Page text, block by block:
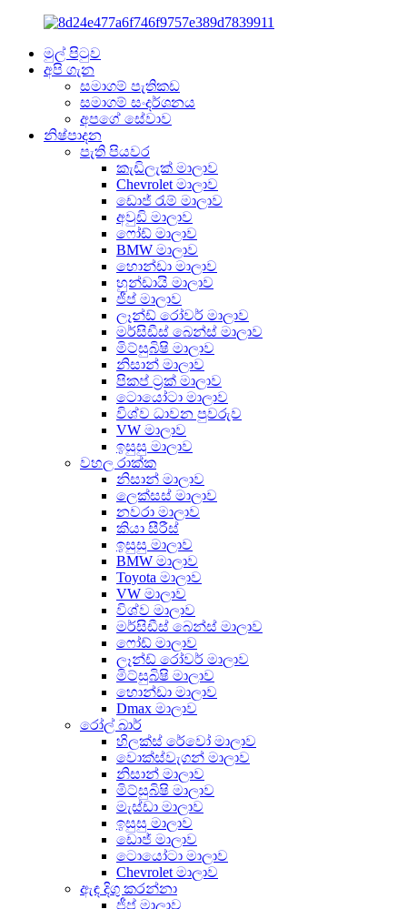
මුල් පිටුව
අපි ගැන
සමාගම් පැතිකඩ
සමාගම් සංදර්ශනය
අපගේ සේවාව
නිෂ්පාදන
පැති පියවර
කැඩිලැක් මාලාව
Chevrolet මාලාව
ඩොජ් රැම් මාලාව
අවුඩි මාලාව
ෆෝඩ් මාලාව
BMW මාලාව
හොන්ඩා මාලාව
හුන්ඩායි මාලාව
ජීප් මාලාව
ලෑන්ඩ් රෝවර් මාලාව
මර්සිඩීස් බෙන්ස් මාලාව
මිට්සුබිෂි මාලාව
නිසාන් මාලාව
පිකප් ට්‍රක් මාලාව
ටොයෝටා මාලාව
විශ්ව ධාවන පුවරුව
VW මාලාව
ඉසුසු මාලාව
වහල රාක්ක
නිසාන් මාලාව
ලෙක්සස් මාලාව
නවරා මාලාව
කියා සීරීස්
ඉසුසු මාලාව
BMW මාලාව
Toyota මාලාව
VW මාලාව
විශ්ව මාලාව
මර්සිඩීස් බෙන්ස් මාලාව
ෆෝඩ් මාලාව
ලෑන්ඩ් රෝවර් මාලාව
මිට්සුබිෂි මාලාව
හොන්ඩා මාලාව
Dmax මාලාව
රෝල් බාර්
හිලක්ස් රේවෝ මාලාව
වොක්ස්වැගන් මාලාව
නිසාන් මාලාව
මිට්සුබිෂි මාලාව
මැස්ඩා මාලාව
ඉසුසු මාලාව
ඩොජ් මාලාව
ටොයෝටා මාලාව
Chevrolet මාලාව
ඇඳ දිගු කරන්නා
ජීප් මාලාව